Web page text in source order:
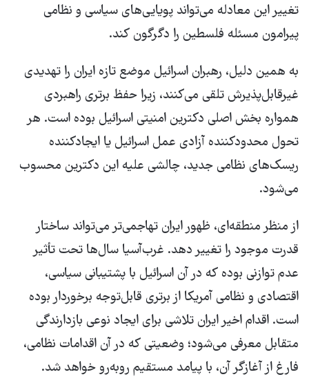
تغییر این معادله می‌تواند پویایی‌های سیاسی و نظامی
پیرامون مسئله فلسطین را دگرگون کند.
به همین دلیل، رهبران اسرائیل موضع تازه ایران را تهدیدی
غیرقابل‌پذیرش تلقی می‌کنند، زیرا حفظ برتری راهبردی
همواره بخش اصلی دکترین امنیتی اسرائیل بوده است. هر
تحول محدودکننده آزادی عمل اسرائیل یا ایجادکننده
ریسک‌های نظامی جدید، چالشی علیه این دکترین محسوب
می‌شود.
از منظر منطقه‌ای، ظهور ایران تهاجمی‌تر می‌تواند ساختار
قدرت موجود را تغییر دهد. غرب‌آسیا سال‌ها تحت تأثیر
عدم توازنی بوده که در آن اسرائیل با پشتیبانی سیاسی،
اقتصادی و نظامی آمریکا از برتری قابل‌توجه برخوردار بوده
است. اقدام اخیر ایران تلاشی برای ایجاد نوعی بازدارندگی
متقابل معرفی می‌شود؛ وضعیتی که در آن اقدامات نظامی،
فارغ از آغازگر آن، با پیامد مستقیم روبه‌رو خواهد شد.